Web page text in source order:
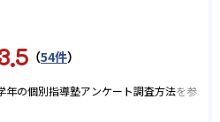
わって何時に塾を出たのか知
るべく、無料の「セーフティ
握を可能にしている。
講していない科目に関して
鎌ヶ谷高校
（54件）
年の個別指導塾アンケート調査方法を参